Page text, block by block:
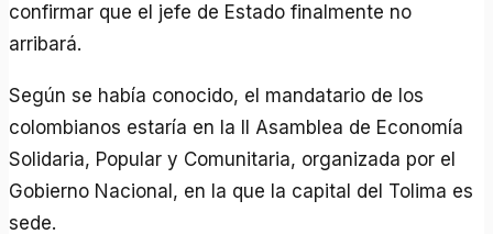
confirmar que el jefe de Estado finalmente no
arribará.
Según se había conocido, el mandatario de los
colombianos estaría en la II Asamblea de Economía
Solidaria, Popular y Comunitaria, organizada por el
Gobierno Nacional, en la que la capital del Tolima es
sede.